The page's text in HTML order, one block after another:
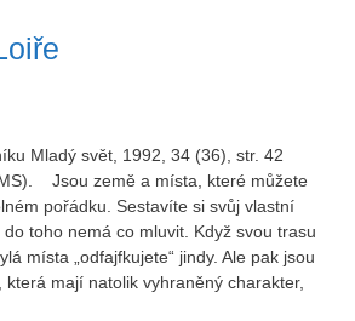
Mladý svět, 1992, 34 (36), str. 42
Jsou země a místa, které můžete
pořádku. Sestavíte si svůj vlastní
toho nemá co mluvit. Když svou trasu
místa „odfajfkujete“ jindy. Ale pak jsou
mají natolik vyhraněný charakter,